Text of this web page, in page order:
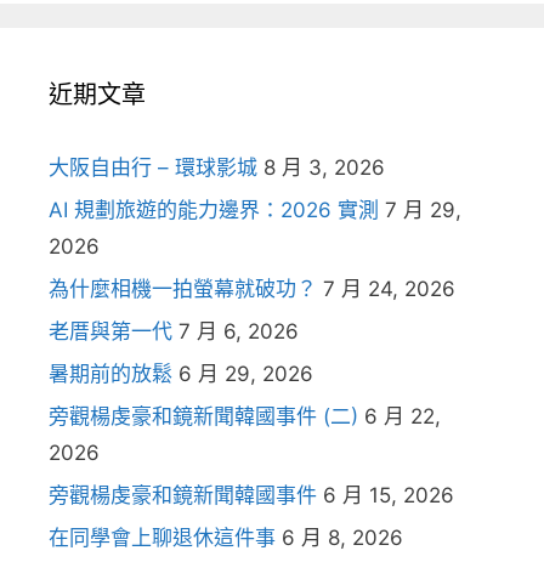
近期文章
大阪自由行 – 環球影城 8 月 3, 2026
AI 規劃旅遊的能力邊界：2026 實測 7 月 29,
2026
為什麼相機一拍螢幕就破功？ 7 月 24, 2026
老厝與第一代 7 月 6, 2026
暑期前的放鬆 6 月 29, 2026
旁觀楊虔豪和鏡新聞韓國事件 (二) 6 月 22,
2026
旁觀楊虔豪和鏡新聞韓國事件 6 月 15, 2026
在同學會上聊退休這件事 6 月 8, 2026